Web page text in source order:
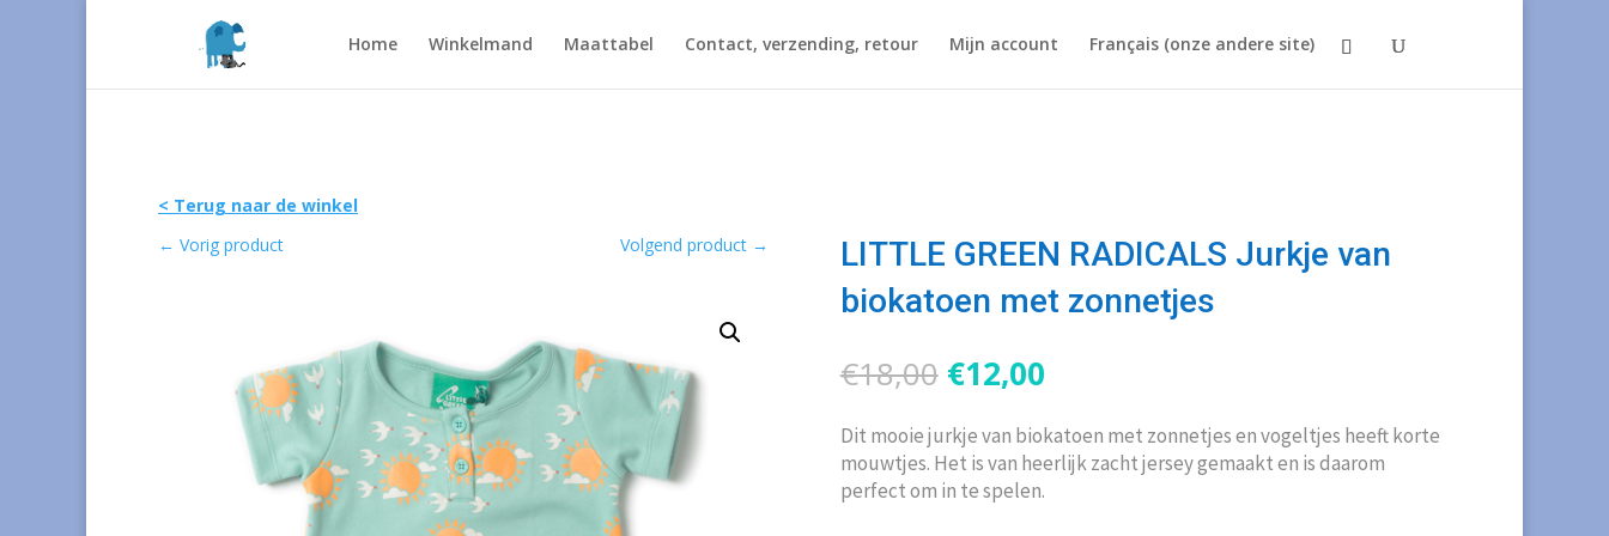
Home Winkelmand Maattabel Contact, verzending, retour Mijn account Français (onze andere site)
< Terug naar de winkel
← Vorig product Volgend product →
LITTLE GREEN RADICALS Jurkje van
biokatoen met zonnetjes
€18,00 Oorspronkelijke
prijs
was:
€18,00.
€12,00Huidige
is:
€12,00.
Dit mooie jurkje van biokatoen met zonnetjes en vogeltjes heeft korte
mouwtjes. Het is van heerlijk zacht jersey gemaakt en is daarom
perfect om in te spelen.